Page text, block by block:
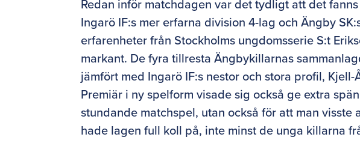
Redan inför matchdagen var det tydligt att det
Ingarö IF:s mer erfarna division 4-lag och Ängby
erfarenheter från Stockholms ungdomsserie S:t
markant. De fyra tillresta Ängbykillarnas
jämfört med Ingarö IF:s nestor och stora profil, Kjell-
Premiär i ny spelform visade sig också ge extra
stundande matchspel, utan också för att man visste
hade lagen full koll på, inte minst de unga killarna